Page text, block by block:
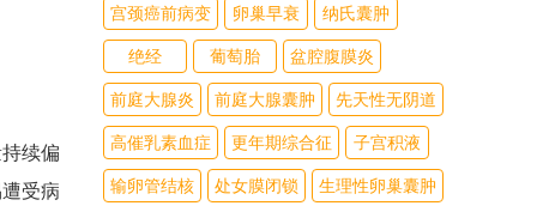
续偏
受病
宫颈癌前病变 卵巢早衰 纳氏囊肿
绝经 葡萄胎 盆腔腹膜炎
前庭大腺炎 前庭大腺囊肿 先天性无阴道
高催乳素血症 更年期综合征 子宫积液
输卵管结核 处女膜闭锁 生理性卵巢囊肿